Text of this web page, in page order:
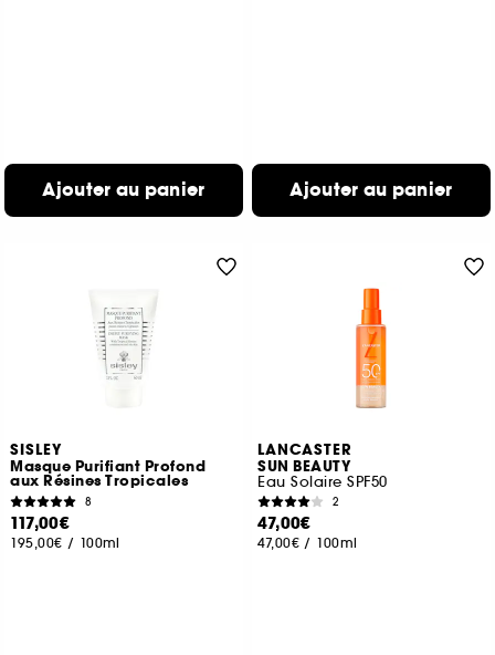
Ajouter au panier Ajouter au panier
SISLEY
Masque Purifiant Profond
aux Résines Tropicales
8
117,00€
195,00€ / 100ml
LANCASTER
SUN BEAUTY
Eau Solaire SPF50
2
47,00€
47,00€ / 100ml